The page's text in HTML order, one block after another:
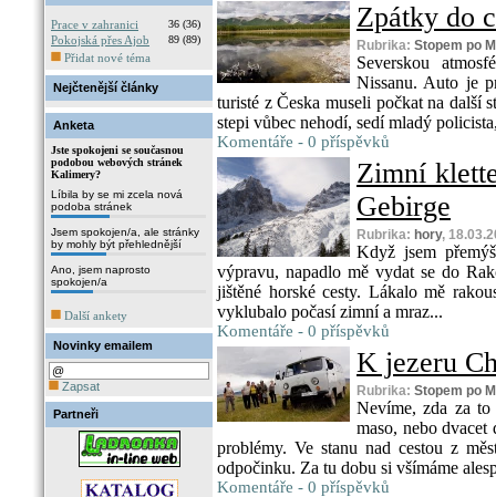
Prace v zahranici 36 (36)
Pokojská přes Ajob 89 (89)
Přidat nové téma
Nejčtenější články
Anketa
Jste spokojeni se současnou
podobou webových stránek
Kalimery?
Líbila by se mi zcela nová
podoba stránek
Jsem spokojen/a, ale stránky
by mohly být přehlednější
Ano, jsem naprosto
spokojen/a
Další ankety
Novinky emailem
Zapsat
Partneři
Zpátky do
Rubrika: Stopem po
Severskou
Nissanu. Auto je
turisté z Česka museli počkat na další
stepi vůbec nehodí, sedí mladý
Komentáře - 0 příspěvků
Zimní
Gebirge
Rubrika: hory,
Když jsem
výpravu, napadlo mě vydat se do
jištěné horské cesty. Lákalo mě
vyklubalo počasí zimní a mraz...
Komentáře - 0 příspěvků
K jezeru
Rubrika: Stopem po
Nevíme, zda za
maso, nebo
problémy. Ve stanu nad cestou z
odpočinku. Za tu dobu si všímáme
Komentáře - 0 příspěvků